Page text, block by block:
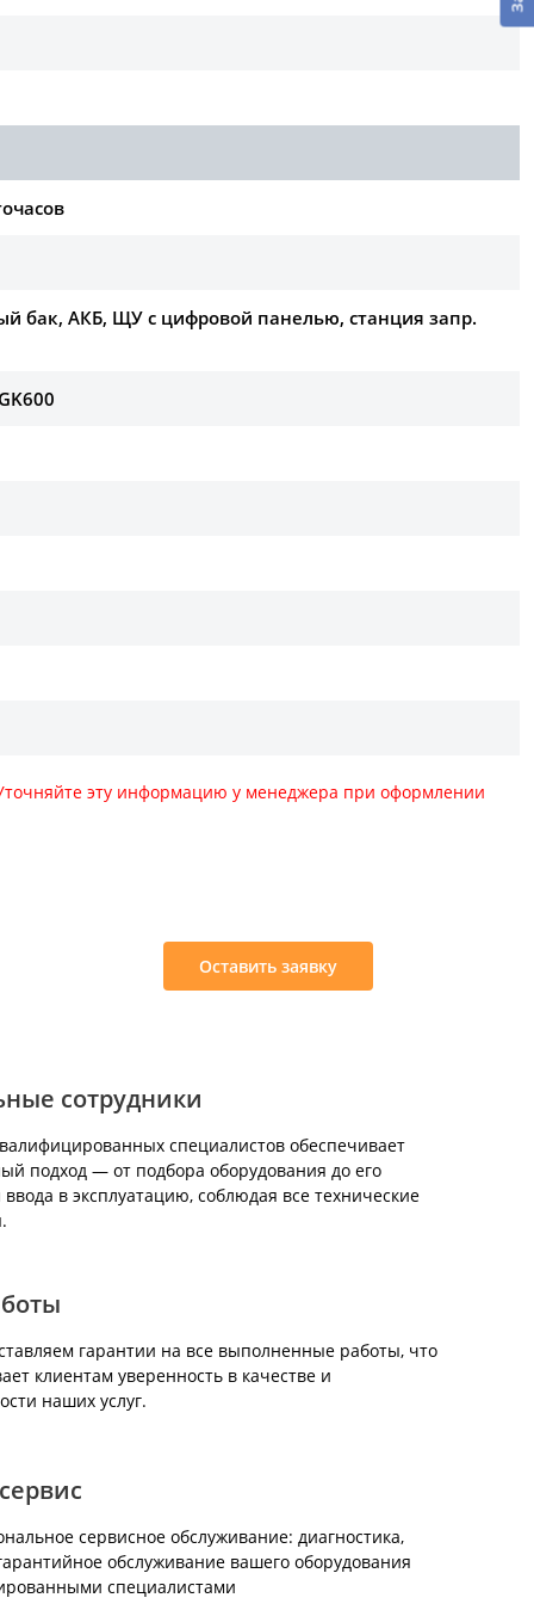
бак, АКБ, ЩУ с цифровой панелью, станция запр.
эту информацию у менеджера при оформлении
Оставить заявку
сотрудники
специалистов обеспечивает
подход — от подбора оборудования до его
в эксплуатацию, соблюдая все технические
гарантии на все выполненные работы, что
клиентам уверенность в качестве и
наших услуг.
сервисное обслуживание: диагностика,
обслуживание вашего оборудования
специалистами